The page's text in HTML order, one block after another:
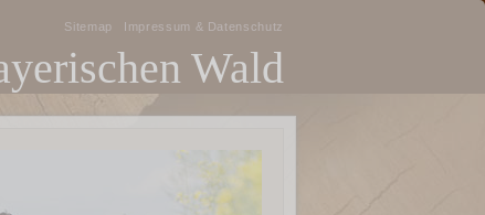
Wald
Impressum & Datenschutz
Sitemap